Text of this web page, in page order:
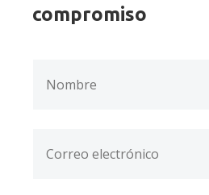
compromiso